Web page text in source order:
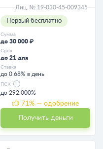
Лиц. № 19-030-45-009345
Первый бесплатно
Сумма
до 30 000 ₽
Срок
до 21 дня
Ставка
до 0.68% в день
ПСК
до 292.000%
71 % — одобрение
Получить деньги